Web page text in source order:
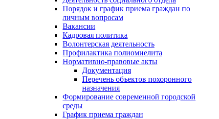
Порядок и график приема граждан по
личным вопросам
Вакансии
Кадровая политика
Волонтерская деятельность
Профилактика полиомиелита
Нормативно-правовые акты
Документация
Перечень объектов похоронного
назначения
Формирование современной городской
среды
График приема граждан